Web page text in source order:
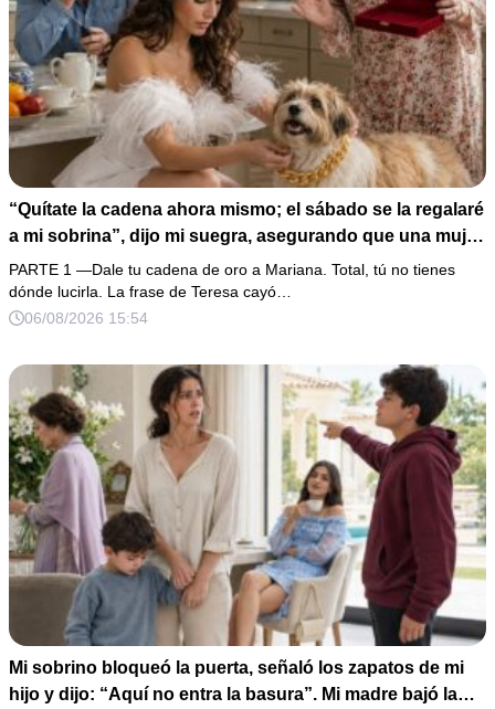
“Quítate la cadena ahora mismo; el sábado se la regalaré
a mi sobrina”, dijo mi suegra, asegurando que una mujer
con las manos marcadas por espinas no merecía 50
gramos de oro. Mi esposo guardó silencio, así que
obedecí con calma y le pedí que preparara la fiesta. Ella
completo que había intentado ocultar.
PARTE 1 —Dale tu cadena de oro a Mariana. Total, tú no tienes
dónde lucirla. La frase de Teresa cayó…
06/08/2026 15:54
Mi sobrino bloqueó la puerta, señaló los zapatos de mi
hijo y dijo: “Aquí no entra la basura”. Mi madre bajó la